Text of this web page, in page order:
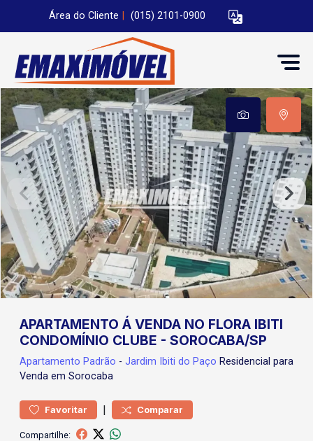
Área do Cliente (015) 2101-0900
APARTAMENTO Á VENDA NO FLORA IBITI
CONDOMÍNIO CLUBE - SOROCABA/SP
Apartamento Padrão - Jardim Ibiti do Paço Residencial para
Venda em Sorocaba
Favoritar | Comparar
Compartilhe: